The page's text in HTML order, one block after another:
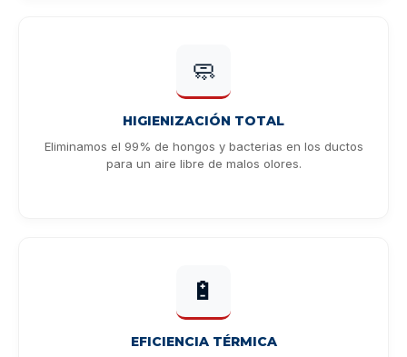
🧼
HIGIENIZACIÓN TOTAL
Eliminamos el 99% de hongos y bacterias en los ductos
para un aire libre de malos olores.
🔋
EFICIENCIA TÉRMICA